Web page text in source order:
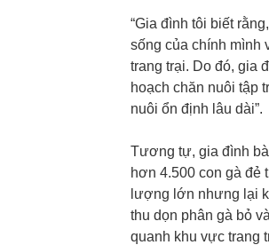
“Gia đình tôi biết
sống của chính mình
trang trại. Do đó, gia
hoạch chăn nuôi tập
nuôi ổn định lâu dài”.
Tương tự, gia đình
hơn 4.500 con gà đẻ
lượng lớn nhưng lại
thu dọn phân gà bỏ
quanh khu vực trang